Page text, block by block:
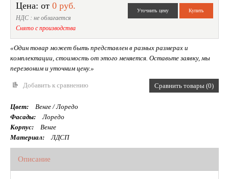
Цена: от 0 руб.
НДС : не облагается
Снято с производства
«Один товар может быть представлен в разных размерах и
комплектации, стоимость от этого меняется. Оставьте заявку, мы
перезвоним и уточним цену.»
Добавить к сравнению Сравнить товары (0)
Цвет:
Венге / Лоредо
Фасады:
Лоредо
Корпус:
Венге
Материал:
ЛДСП
Описание